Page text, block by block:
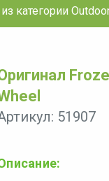
категории
51907